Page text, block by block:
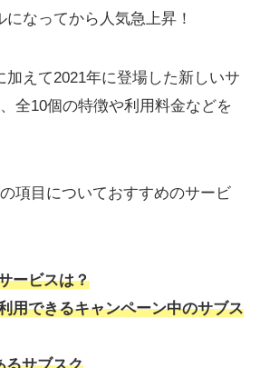
なってから人気急上昇！
加えて2021年に登場した新しいサ
全10個の特徴や利用料金などを
項目についておすすめのサービ
ービスは？
用できるキャンペーン中のサブス